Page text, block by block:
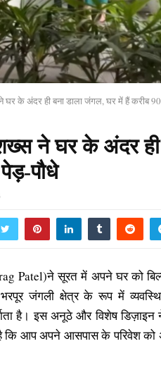
के अंदर ही बना डाला जंगल, घर में हैं करीब
ने घर के अंदर ही
पौधे
Patel)ने सूरत में अपने घर को
जंगली क्षेत्र के रूप में
है। इस अनूठे और विशेष
है कि आप अपने आसपास के परिवेश